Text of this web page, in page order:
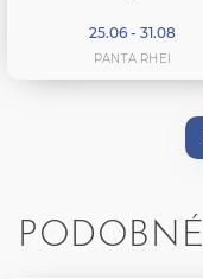
25.06 - 31.08
PANTA RHEI
PODOBNÉ